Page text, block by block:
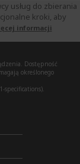
usług do zbierania
kroki, aby
informacji
Dostępność
określonego